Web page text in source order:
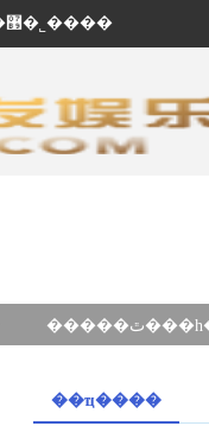
��ӭ���ʽ������ֽ��輯�����޹�˾����
��ҵ����